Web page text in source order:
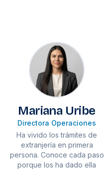
Mariana Uribe
Directora Operaciones
Ha vivido los trámites de
extranjería en primera
persona. Conoce cada paso
porque los ha dado ella